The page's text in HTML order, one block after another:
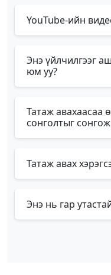
YouTube-ийн
Энэ үйлчилгээг
юм уу?
Татаж
сонголтыг
Татаж авах
Энэ нь гар